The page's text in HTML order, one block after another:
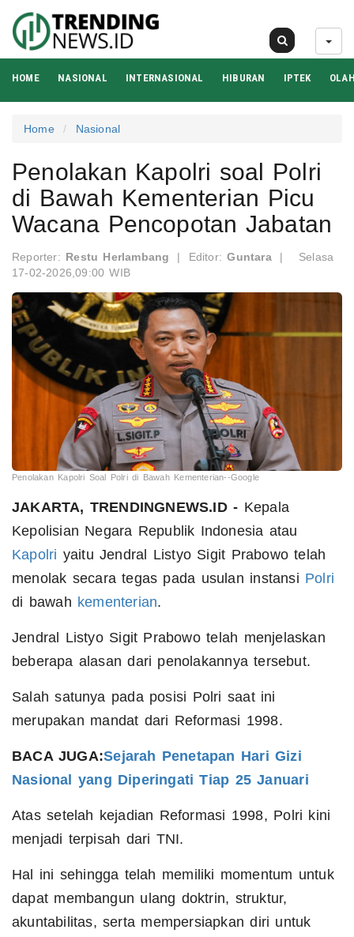
HOME NASIONAL INTERNASIONAL HIBURAN IPTEK
Home Nasional
Penolakan Kapolri soal Polri
di Bawah Kementerian Picu
Wacana Pencopotan Jabatan
Reporter: Restu Herlambang | Editor:Guntara |
Selasa
17-02-2026,09:00 WIB
Penolakan Kapolri Soal Polri di Bawah Kementerian--Google
JAKARTA, TRENDINGNEWS.ID - Kepala
Kepolisian Negara Republik Indonesia atau
Kapolri yaitu Jendral Listyo Sigit Prabowo telah
menolak secara tegas pada usulan instansi Polri
di bawah kementerian.
Jendral Listyo Sigit Prabowo telah menjelaskan
beberapa alasan dari penolakannya tersebut.
Salah satunya pada posisi Polri saat ini
merupakan mandat dari Reformasi 1998.
BACA JUGA:Sejarah Penetapan Hari Gizi
Nasional yang Diperingati Tiap 25 Januari
Atas setelah kejadian Reformasi 1998, Polri kini
menjadi terpisah dari TNI.
Hal ini sehingga telah memiliki momentum untuk
dapat membangun ulang doktrin, struktur,
akuntabilitas, serta mempersiapkan diri untuk